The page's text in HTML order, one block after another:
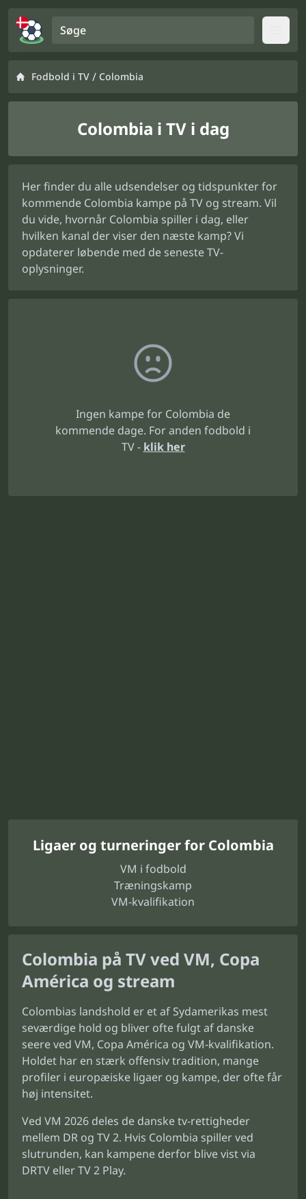
Fodbold i TV / Colombia
Colombia i TV i dag
Her finder du alle udsendelser og tidspunkter for
kommende Colombia kampe på TV og stream. Vil
du vide, hvornår Colombia spiller i dag, eller
hvilken kanal der viser den næste kamp? Vi
opdaterer løbende med de seneste TV-
oplysninger.
Ingen kampe for Colombia de
kommende dage. For anden fodbold i
TV - klik her
Ligaer og turneringer for Colombia
VM i fodbold
Træningskamp
VM-kvalifikation
Colombia på TV ved VM, Copa
América og stream
Colombias landshold er et af Sydamerikas mest
seværdige hold og bliver ofte fulgt af danske
seere ved VM, Copa América og VM-kvalifikation.
Holdet har en stærk offensiv tradition, mange
profiler i europæiske ligaer og kampe, der ofte får
høj intensitet.
Ved VM 2026 deles de danske tv-rettigheder
mellem DR og TV 2. Hvis Colombia spiller ved
slutrunden, kan kampene derfor blive vist via
DRTV eller TV 2 Play.